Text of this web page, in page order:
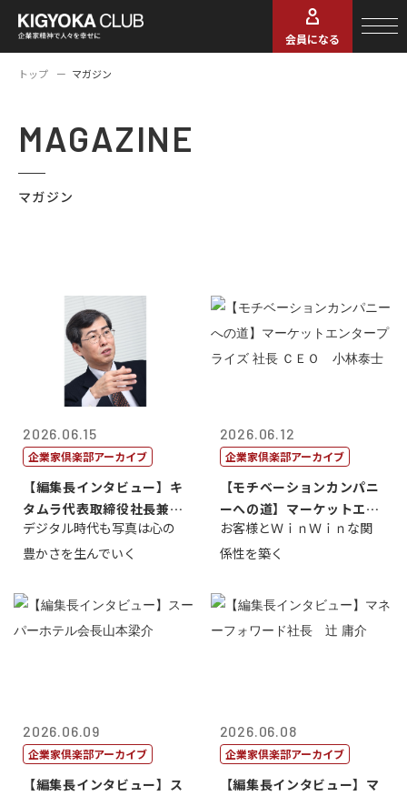
会員になる
トップ マガジン
MAGAZINE
マガジン
2026.06.15
企業家倶楽部アーカイブ
【編集長インタビュー】キ
タムラ代表取締役社長兼Ｃ
ＯＯ 武川 ...
デジタル時代も写真は心の
豊かさを生んでいく
2026.06.12
企業家倶楽部アーカイブ
【モチベーションカンパニ
ーへの道】マーケットエン
タープライズ...
お客様とＷｉｎＷｉｎな関
係性を築く
2026.06.09
企業家倶楽部アーカイブ
【編集長インタビュー】ス
2026.06.08
企業家倶楽部アーカイブ
【編集長インタビュー】マ